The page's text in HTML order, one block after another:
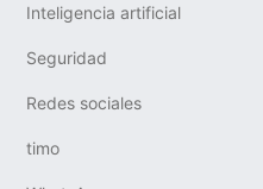
Inteligencia artificial
Seguridad
Redes sociales
timo